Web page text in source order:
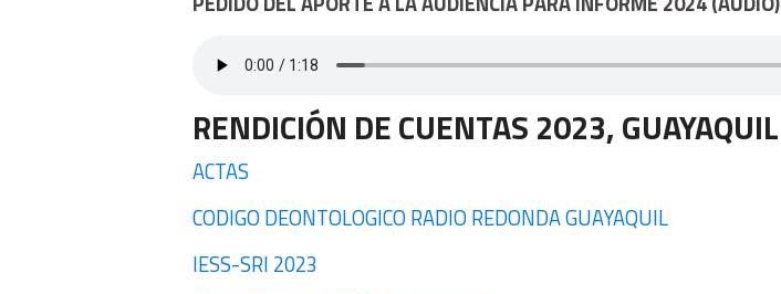
RENDICIÓN DE CUENTAS 2023, GUAYAQUIL
ACTAS
CODIGO DEONTOLOGICO RADIO REDONDA GUAYAQUIL
IESS-SRI 2023